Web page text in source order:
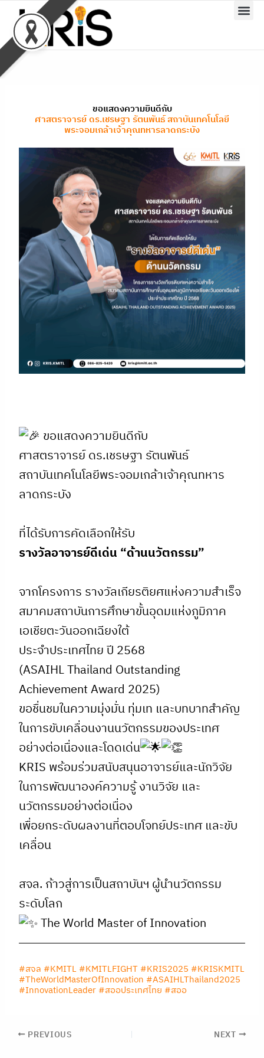
content
ขอแสดงความยินดีกับ
ศาสตราจารย์ ดร.เชรษฐา รัตนพันธ์ สถาบันเทคโนโลยี
พระจอมเกล้าเจ้าคุณทหารลาดกระบัง
ขอแสดงความยินดีกับ
ศาสตราจารย์ ดร.เชรษฐา รัตนพันธ์
สถาบันเทคโนโลยีพระจอมเกล้าเจ้าคุณทหาร
ลาดกระบัง
ที่ได้รับการคัดเลือกให้รับ
รางวัลอาจารย์ดีเด่น “ด้านนวัตกรรม”
จากโครงการ รางวัลเกียรติยศแห่งความสำเร็จ
สมาคมสถาบันการศึกษาขั้นอุดมแห่งภูมิภาค
เอเชียตะวันออกเฉียงใต้
ประจำประเทศไทย ปี 2568
(ASAIHL Thailand Outstanding
Achievement Award 2025)
ขอชื่นชมในความมุ่งมั่น ทุ่มเท และบทบาทสำคัญ
ในการขับเคลื่อนงานนวัตกรรมของประเทศ
อย่างต่อเนื่องและโดดเด่น
KRIS พร้อมร่วมสนับสนุนอาจารย์และนักวิจัย
ในการพัฒนาองค์ความรู้ งานวิจัย และ
นวัตกรรมอย่างต่อเนื่อง
เพื่อยกระดับผลงานที่ตอบโจทย์ประเทศ และขับ
เคลื่อน
สจล. ก้าวสู่การเป็นสถาบันฯ ผู้นำนวัตกรรม
ระดับโลก
The World Master of Innovation
#สจล #KMITL #KMITLFIGHT #KRIS2025 #KRISKMITL
#TheWorldMasterOfInnovation #ASAIHLThailand2025
#InnovationLeader #สออประเทศไทย #สออ
PREVIOUS NEXT